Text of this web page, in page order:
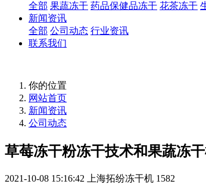
全部 果蔬冻干 药品保健品冻干 花茶冻干
新闻资讯
全部 公司动态 行业资讯
联系我们
你的位置
网站首页
新闻资讯
公司动态
草莓冻干粉冻干技术和果蔬冻
2021-10-08 15:16:42 上海拓纷冻干机 1582